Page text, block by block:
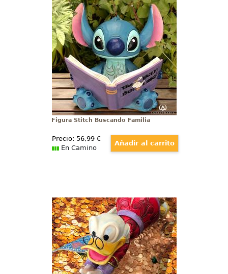
Déjate encantar por la ternura de
Stitch con esta adorable figura
inspirada en la película "Lilo &
Stitch" de Walt Disney, un clásico
atemporal que ha conquistado
corazones desde su estreno en el
año 2002.
Figura Stitch Buscando Familia
Precio: 56,99€
En Camino
Figura Tio Gilito Buceando en su
Tesoro
Figura del Tío Gilito nadando y
buceando en su montaña de
dinero, esta divertida figura tiene
una altura aproximada de 12,5
cm., se ha mezclado la magia de
las figuras de Walt Disney.